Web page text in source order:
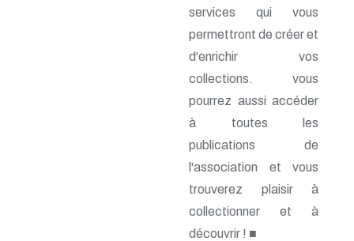
services qui vous
permettront de créer et
d'enrichir vos
collections. vous
pourrez aussi accéder
à toutes les
publications de
l'association et vous
trouverez plaisir à
collectionner et à
découvrir ! ■